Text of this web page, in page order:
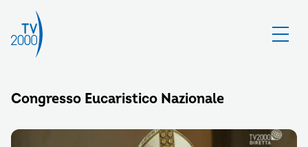
Congresso Eucaristico Nazionale